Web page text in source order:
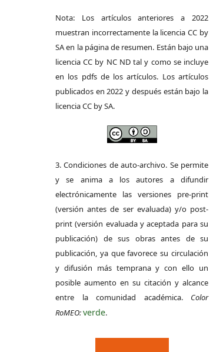
Nota: Los artículos anteriores a 2022
muestran incorrectamente la licencia CC by
SA en la página de resumen. Están bajo una
licencia CC by NC ND tal y como se incluye
en los pdfs de los artículos. Los artículos
publicados en 2022 y después están bajo la
licencia CC by SA.
3. Condiciones de auto-archivo. Se permite
y se anima a los autores a difundir
electrónicamente las versiones pre-print
(versión antes de ser evaluada) y/o post-
print (versión evaluada y aceptada para su
publicación) de sus obras antes de su
publicación, ya que favorece su circulación
y difusión más temprana y con ello un
posible aumento en su citación y alcance
entre la comunidad académica. Color
RoMEO:verde.